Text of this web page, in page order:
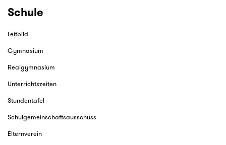
Schule
Leitbild
Gymnasium
Realgymnasium
Unterrichtszeiten
Stundentafel
Schulgemeinschaftsausschuss
Elternverein